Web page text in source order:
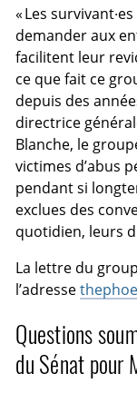
« Les
demander aux
facilitent leur
ce que fait ce
depuis des
directrice
Blanche, le
victimes d’abus
pendant si
exclues des
quotidien, leurs
La lettre du
l’adresse
Questions
du Sénat pour